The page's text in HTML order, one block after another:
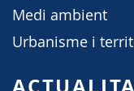
Medi ambient
Urbanisme i